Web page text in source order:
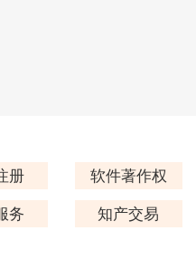
册
软件著作权
务 知产交易